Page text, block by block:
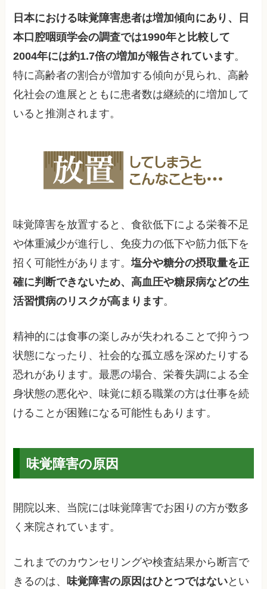
日本における味覚障害患者は増加傾向にあり、日
本口腔咽頭学会の調査では1990年と比較して
2004年には約1.7倍の増加が報告されています。
特に高齢者の割合が増加する傾向が見られ、高齢
化社会の進展とともに患者数は継続的に増加して
いると推測されます。
味覚障害を放置すると、食欲低下による栄養不足
や体重減少が進行し、免疫力の低下や筋力低下を
招く可能性があります。塩分や糖分の摂取量を正
確に判断できないため、高血圧や糖尿病などの生
活習慣病のリスクが高まります。
精神的には食事の楽しみが失われることで抑うつ
状態になったり、社会的な孤立感を深めたりする
恐れがあります。最悪の場合、栄養失調による全
身状態の悪化や、味覚に頼る職業の方は仕事を続
けることが困難になる可能性もあります。
味覚障害の原因
開院以来、当院には味覚障害でお困りの方が数多
く来院されています。
これまでのカウンセリングや検査結果から断言で
きるのは、 味覚障害の原因はひとつではないとい